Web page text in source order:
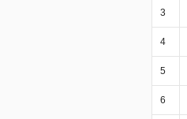
3
4
5
6